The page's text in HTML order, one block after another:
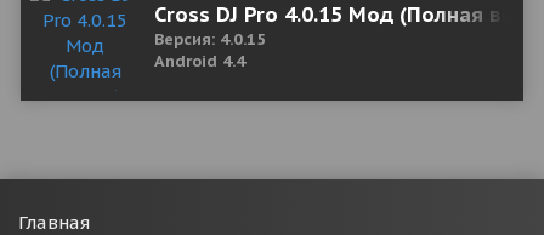
Cross DJ Pro 4.0.15 Мод (Полная
Версия: 4.0.15
Android 4.4
Главная